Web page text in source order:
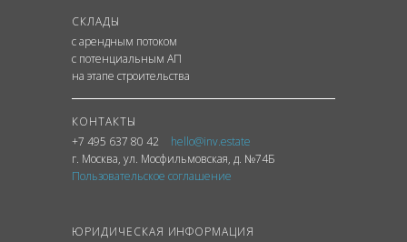
СКЛАДЫ
с арендным потоком
с потенциальным АП
на этапе строительства
КОНТАКТЫ
+7 495 637 80 42
hello@inv.estate
г. Москва, ул. Мосфильмовская, д. №74Б
Пользовательское соглашение
ЮРИДИЧЕСКАЯ ИНФОРМАЦИЯ